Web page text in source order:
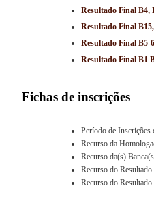
Resultado Final B4,
Resultado Final
Resultado Final B5-
Resultado Final B1
Fichas de inscrições
Período de Inscrições
Recurso da
Recurso da(s)
Recurso do
Recurso do